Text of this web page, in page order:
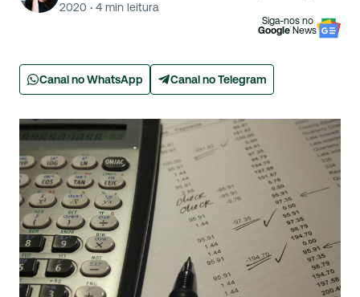
2020 · 4min leitura
Siga-nos no
Google News
Canal no WhatsApp Canal no Telegram